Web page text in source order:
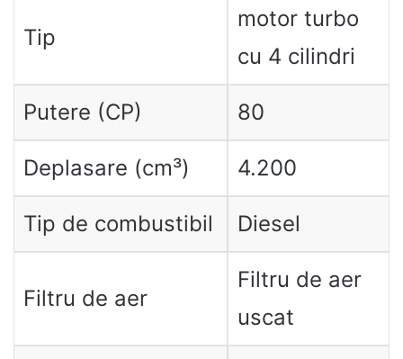
Tip
motor turbo
cu 4 cilindri
Putere (CP) 80
Deplasare (cm³) 4.200
Tip de combustibil Diesel
Filtru de aer
Filtru de aer
uscat